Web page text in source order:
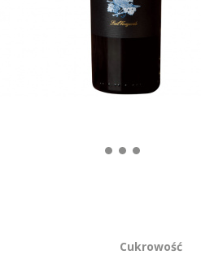
Cukrowość